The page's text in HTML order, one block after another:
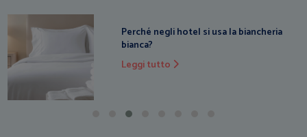
Biancheria per hotel e B&B: come
risparmiare e semplificare la gestione
Leggi tutto